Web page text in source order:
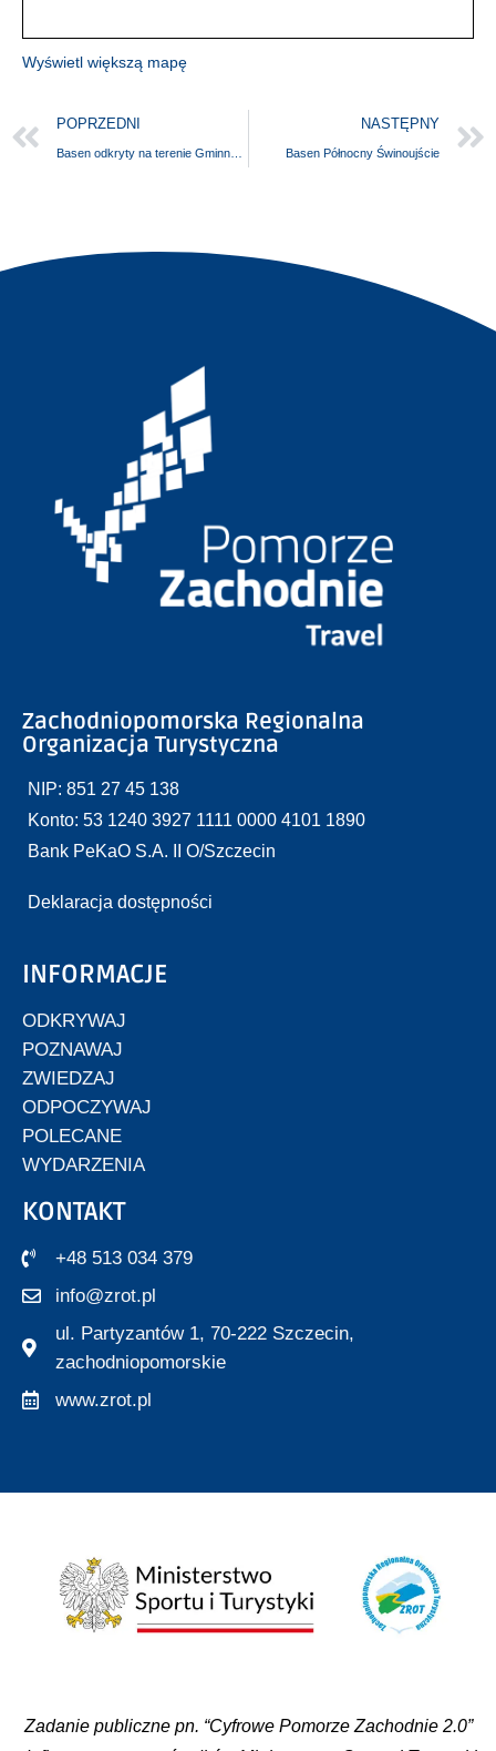
Wyświetl większą mapę
POPRZEDNI NASTĘPNY
Basen Północny Świnoujście
Zachodniopomorska Regionalna
Organizacja Turystyczna
NIP: 851 27 45 138
Konto: 53 1240 3927 1111 0000 4101 1890
Bank PeKaO S.A. II O/Szczecin
Deklaracja dostępności
INFORMACJE
ODKRYWAJ
POZNAWAJ
ZWIEDZAJ
ODPOCZYWAJ
POLECANE
WYDARZENIA
KONTAKT
+48 513 034 379
info@zrot.pl
ul. Partyzantów 1, 70-222 Szczecin,
zachodniopomorskie
www.zrot.pl
Zadanie publiczne pn. “Cyfrowe Pomorze Zachodnie 2.0”